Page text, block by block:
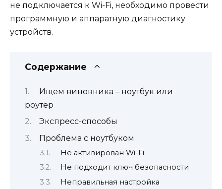
не подключается к Wi-Fi, необходимо провести
программную и аппаратную диагностику
устройств.
Содержание
Ищем виновника – ноутбук или
роутер
Экспресс-способы
Проблема с ноутбуком
Не активирован Wi-Fi
Не подходит ключ безопасности
Неправильная настройка